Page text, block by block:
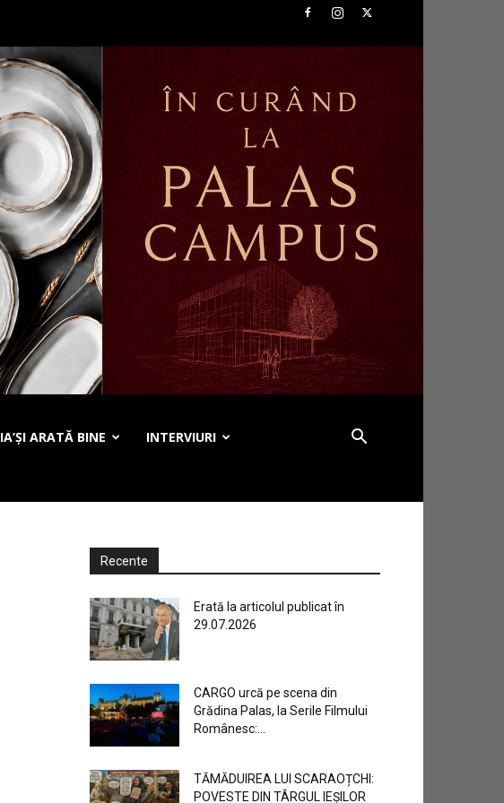
IA’ȘI ARATĂ BINE INTERVIURI
Recente
Erată la articolul publicat în
29.07.2026
CARGO urcă pe scena din
Grădina Palas, la Serile Filmului
Românesc:...
TĂMĂDUIREA LUI SCARAOȚCHI:
POVESTE DIN TÂRGUL IEȘILOR